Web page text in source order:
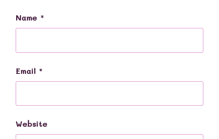
Name *
Email *
Website